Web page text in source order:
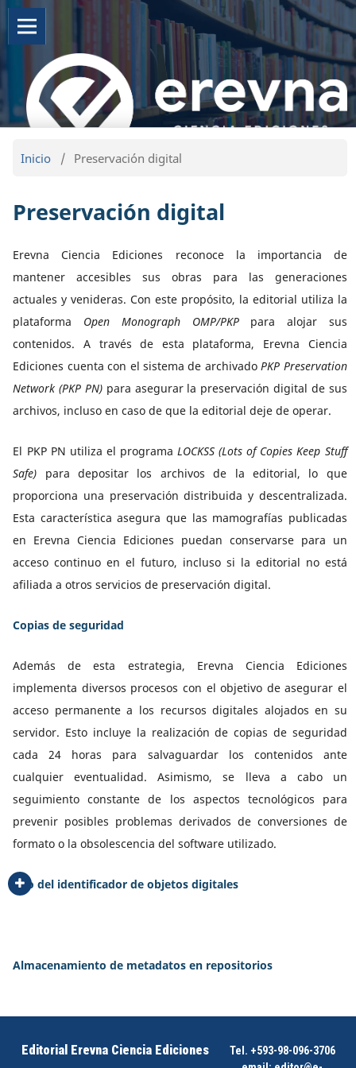
Inicio / Preservación digital
Preservación digital
Erevna Ciencia Ediciones reconoce la importancia de
mantener accesibles sus obras para las generaciones
actuales y venideras. Con este propósito, la editorial utiliza la
plataforma Open Monograph OMP/PKPpara alojar sus
contenidos. A través de esta plataforma, Erevna Ciencia
Ediciones cuenta con el sistema de archivadoPKP Preservation
Network (PKP PN) para asegurar la preservación digital de sus
archivos, incluso en caso de que la editorial deje de operar.
El PKP PN utiliza el programaLOCKSS (Lots of Copies Keep Stuff
Safe) para depositar los archivos de la editorial, lo que
proporciona una preservación distribuida y descentralizada.
Esta característica asegura que las mamografías publicadas
en Erevna Ciencia Ediciones puedan conservarse para un
acceso continuo en el futuro, incluso si la editorial no está
afiliada a otros servicios de preservación digital.
Copias de seguridad
Además de esta estrategia, Erevna Ciencia Ediciones
implementa diversos procesos con el objetivo de asegurar el
acceso permanente a los recursos digitales alojados en su
servidor. Esto incluye la realización de copias de seguridad
cada 24 horas para salvaguardar los contenidos ante
cualquier eventualidad. Asimismo, se lleva a cabo un
seguimiento constante de los aspectos tecnológicos para
prevenir posibles problemas derivados de conversiones de
formato o la obsolescencia del software utilizado.
Uso del identificador de objetos digitales
Almacenamiento de metadatos en repositorios
Editorial Erevna Ciencia Ediciones
Tel. +593-98-096-3706